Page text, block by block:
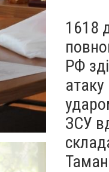
1618
РФ
атаку
ЗСУ